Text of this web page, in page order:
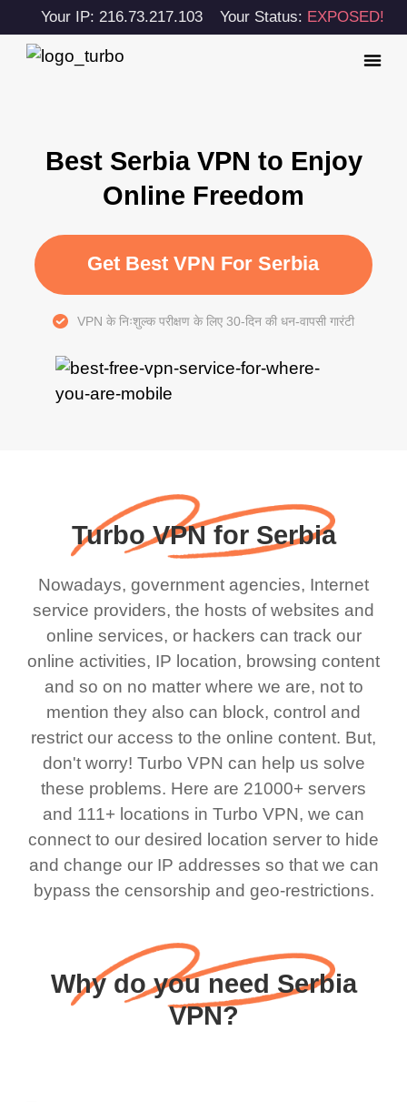
Your IP: 216.73.217.103 Your Status: EXPOSED!
Best Serbia VPN to Enjoy
Online Freedom
Get Best VPN For Serbia
VPN के निःशुल्क परीक्षण के लिए 30-दिन की धन-वापसी गारंटी
Turbo VPN for Serbia
Nowadays, government agencies, Internet
service providers, the hosts of websites and
online services, or hackers can track our
online activities, IP location, browsing content
and so on no matter where we are, not to
mention they also can block, control and
restrict our access to the online content. But,
don't worry! Turbo VPN can help us solve
these problems. Here are 21000+ servers
and 111+ locations in Turbo VPN, we can
connect to our desired location server to hide
and change our IP addresses so that we can
bypass the censorship and geo-restrictions.
Why do you need Serbia
VPN?